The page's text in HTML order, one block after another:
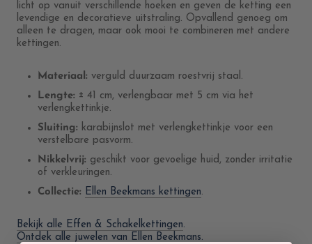
licht op vanuit verschillende hoeken en geven de ketting een
levendige en decoratieve uitstraling. Opvallend genoeg om
alleen te dragen, maar ook mooi te combineren met andere
kettingen.
Materiaal: verguld duurzaam roestvrij staal.
Lengte: ± 41 cm, verlengbaar met 5 cm via het
verlengkettinkje.
Sluiting: karabijnslot met verlengkettinkje voor een
verstelbare pasvorm.
Nikkelvrij: geschikt voor gevoelige huid, zonder irritatie
of verkleuringen.
Collectie: Ellen Beekmans kettingen.
Bekijk alle Effen & Schakelkettingen.
Ontdek alle juwelen van Ellen Beekmans.